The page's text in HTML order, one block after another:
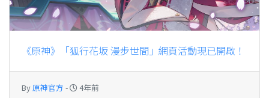
《原神》「狐行花坂 漫步世間」網頁活動現已開啟！
By原神官方 - 4年前